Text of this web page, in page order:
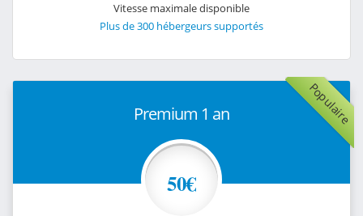
Vitesse maximale disponible
Plus de 300 hébergeurs supportés
Populaire
Premium 1 an
50€